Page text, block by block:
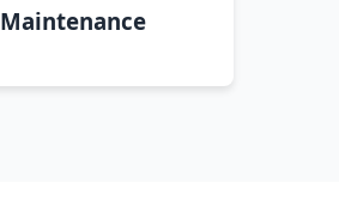
Maintenance